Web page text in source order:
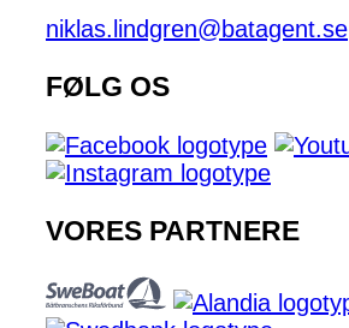
niklas.lindgren@batagent.se
FØLG OS
VORES PARTNERE